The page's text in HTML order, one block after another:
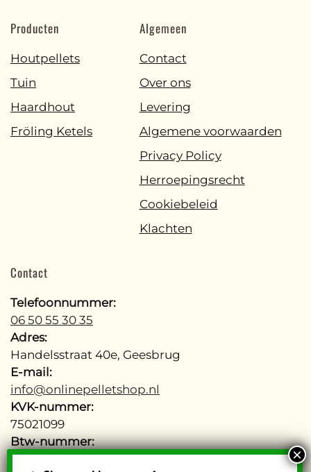
Producten
Houtpellets
Tuin
Haardhout
Fröling Ketels
Algemeen
Contact
Over ons
Levering
Algemene voorwaarden
Privacy Policy
Herroepingsrecht
Cookiebeleid
Klachten
Contact
Telefoonnummer:
06 50 55 30 35
Adres:
Handelsstraat 40e, Geesbrug
E-mail:
info@onlinepelletshop.nl
KVK-nummer:
75021099
Btw-nummer:
NL002755277B48